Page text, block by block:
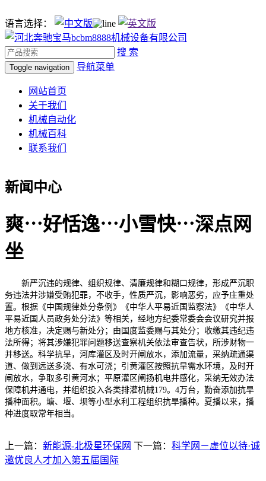
语言选择：
搜 索
Toggle navigation 导航菜单
网站首页
关于我们
机械自动化
机械百科
联系我们
新闻中心
爽⋯好恬逸⋯小雪快⋯深点网
坐
新严沉违的规律、组织规律、清廉规律和糊口规律，形成严沉职
务违法并涉嫌受贿犯罪，不收手，性质严沉，影响恶劣，应予庄重处
置。根据《中国规律处分条例》《中华人平易近国监察法》《中华人
平易近国人员政务处分法》等相关，经地方纪委常委会会议研究并报
地方核准，决定赐与新处分；由国度监委赐与其处分；收缴其违纪违
法所得；将其涉嫌犯罪问题移送查察机关依法审查告状，所涉财物一
并移送。科学抗旱，河库灌区及时开闸放水，添加流量，采纳疏通渠
道、做到远送多浇、有水可浇；引黄灌区按照抗旱需水环境，及时开
闸放水，争取多引黄河水；平原灌区阐扬机电井感化，采纳无效办法
保障机井通电，并组织投入各类排灌机械179。4万台，勤奋添加抗旱
播种面积。塘、堰、坝等小型水利工程组织抗旱播种。夏播以来，播
种进度取常年相当。
上一篇： 新能源-北极星环保网 下一篇： 科学网－虚位以待·诚
邀优良人才加入第五届国际